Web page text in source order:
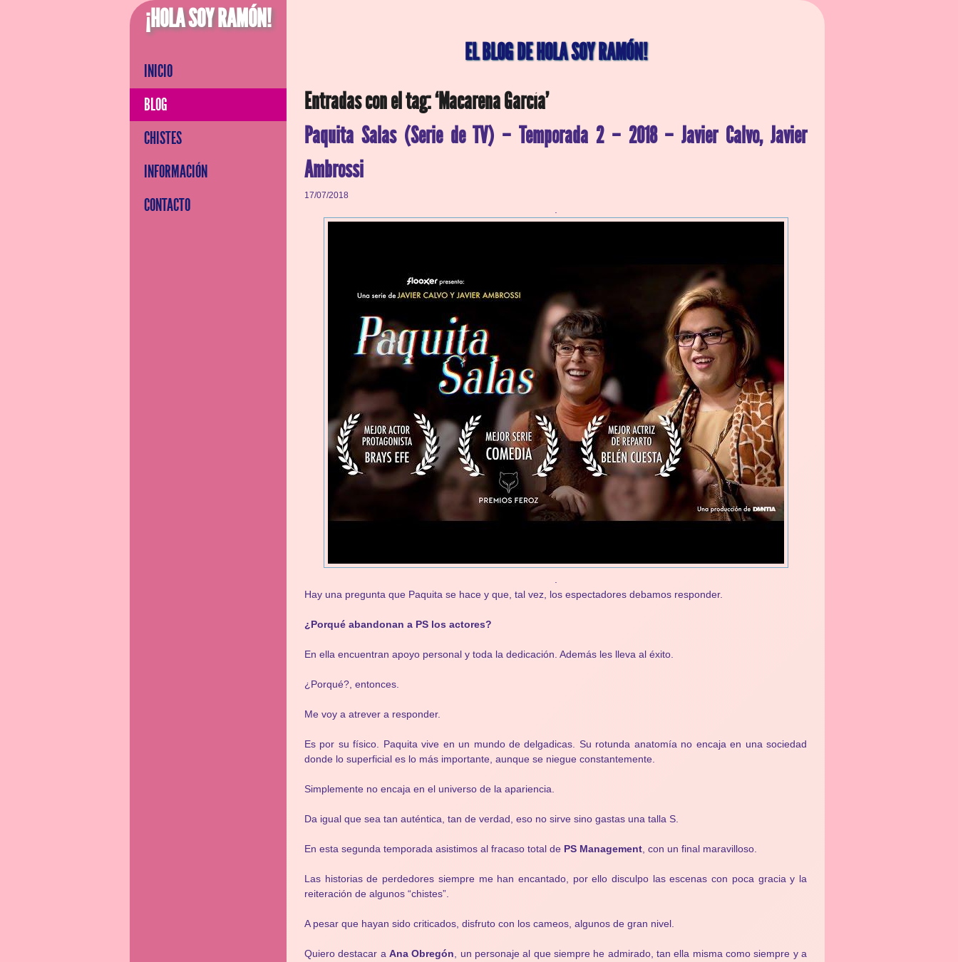
¡HOLA SOY RAMÓN!
INICIO
BLOG
CHISTES
INFORMACIÓN
CONTACTO
EL BLOG DE HOLA SOY RAMÓN!
Entradas con el tag: ‘Macarena García’
Paquita Salas (Serie de TV) – Temporada 2 – 2018 – Javier Calvo, Javier
Ambrossi
17/07/2018
Hay una pregunta que Paquita se hace y que, tal vez, los espectadores debamos responder.
¿Porqué abandonan a PS los actores?
En ella encuentran apoyo personal y toda la dedicación. Además les lleva al éxito.
¿Porqué?, entonces.
Me voy a atrever a responder.
Es por su físico. Paquita vive en un mundo de delgadicas. Su rotunda anatomía no encaja en una sociedad
donde lo superficial es lo más importante, aunque se niegue constantemente.
Simplemente no encaja en el universo de la apariencia.
Da igual que sea tan auténtica, tan de verdad, eso no sirve sino gastas una talla S.
En esta segunda temporada asistimos al fracaso total de PS Management , con un final maravilloso.
Las historias de perdedores siempre me han encantado, por ello disculpo las escenas con poca gracia y la
reiteración de algunos “chistes”.
A pesar que hayan sido criticados, disfruto con los cameos, algunos de gran nivel.
Quiero destacar a Ana Obregón , un personaje al que siempre he admirado, tan ella misma como siempre y a